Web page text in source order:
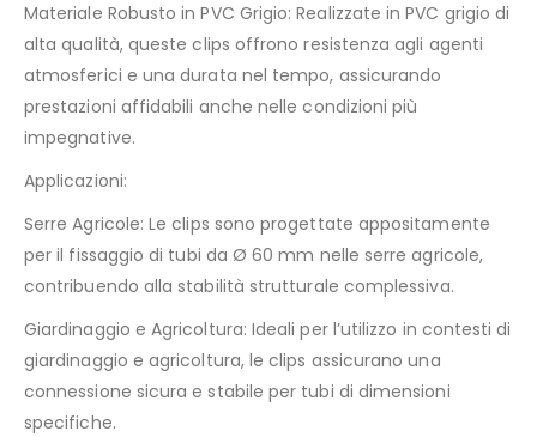
Materiale Robusto in PVC Grigio: Realizzate in PVC grigio di
alta qualità, queste clips offrono resistenza agli agenti
atmosferici e una durata nel tempo, assicurando
prestazioni affidabili anche nelle condizioni più
impegnative.
Applicazioni:
Serre Agricole: Le clips sono progettate appositamente
per il fissaggio di tubi da Ø 60 mm nelle serre agricole,
contribuendo alla stabilità strutturale complessiva.
Giardinaggio e Agricoltura: Ideali per l’utilizzo in contesti di
giardinaggio e agricoltura, le clips assicurano una
connessione sicura e stabile per tubi di dimensioni
specifiche.